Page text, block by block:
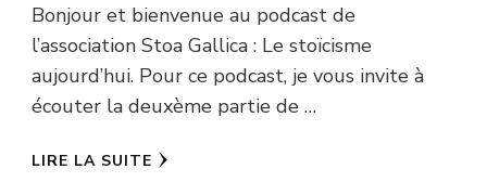
Bonjour et bienvenue au podcast de
l’association Stoa Gallica : Le stoïcisme
aujourd’hui. Pour ce podcast, je vous invite à
écouter la deuxème partie de …
LIRE LA SUITE